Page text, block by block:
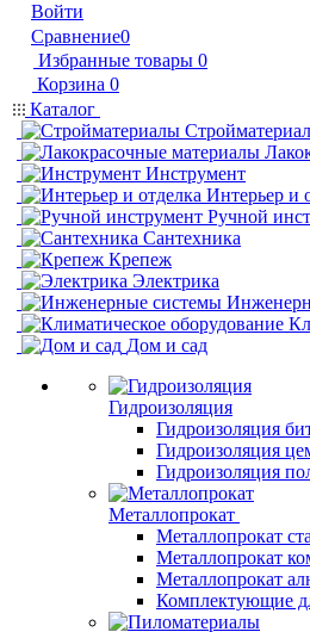
Войти
Сравнение0
Избранные товары 0
Корзина 0
Каталог
Инструмент
Интерьер и
Ручной
Сантехника
Крепеж
Электрика
Дом и сад
Гидроизоляция
Гидроизоляция
Гидроизоляция
Гидроизоляция
Металлопрокат
Металлопрокат
Металлопрокат
Металлопрокат
Комплектующие